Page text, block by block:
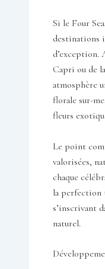
Si le Four
destinations
d’exception.
Capri ou de
atmosphère
florale sur-
fleurs
Le point
valorisées,
chaque
la perfection
s’inscrivant
naturel.